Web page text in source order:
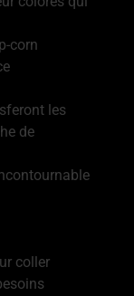
corn
les
de
coller